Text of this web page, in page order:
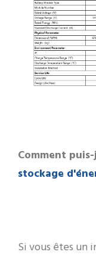
Comment
stockage
Si vous êtes un